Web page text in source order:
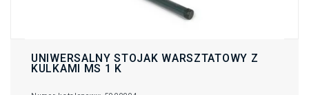
UNIWERSALNY STOJAK WARSZTATOWY Z
KULKAMI MS 1 K